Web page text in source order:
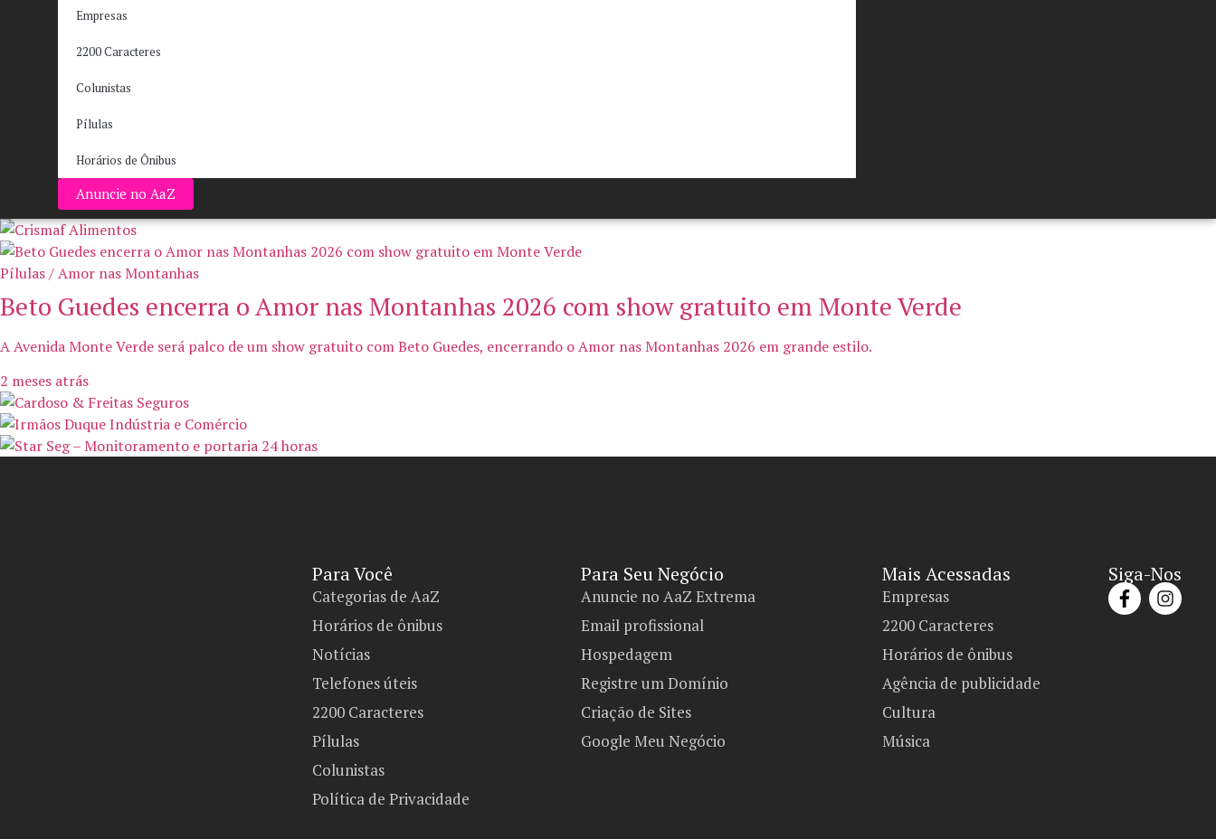
Empresas
2200 Caracteres
Colunistas
Pílulas
Horários de Ônibus
Anuncie no AaZ
Pílulas / Amor nas Montanhas
Beto Guedes encerra o Amor nas Montanhas 2026 com show gratuito em Monte Verde
A Avenida Monte Verde será palco de um show gratuito com Beto Guedes, encerrando o Amor nas Montanhas 2026 em grande estilo.
2 meses atrás
Para Você
Categorias de AaZ
Horários de ônibus
Notícias
Telefones úteis
2200 Caracteres
Pílulas
Colunistas
Política de Privacidade
Para Seu Negócio​
Anuncie no AaZ Extrema
Email profissional
Hospedagem
Registre um Domínio
Criação de Sites
Google Meu Negócio
Mais Acessadas
Empresas
2200 Caracteres
Horários de ônibus
Agência de publicidade
Cultura
Música
Siga-Nos